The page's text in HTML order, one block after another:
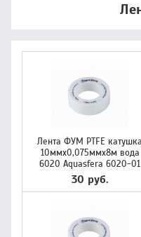
Лента ФУМ PTFE катушка
10ммх0,075ммх8м вода
6020 Aquasfera 6020-01
30 руб.